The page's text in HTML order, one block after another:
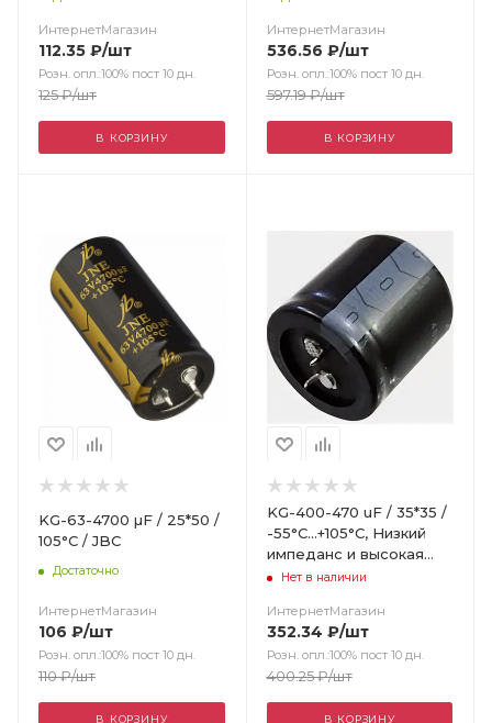
ИнтернетМагазин
112.35 ₽/шт
Розн. опл.:100% пост 10 дн.
125₽/шт
В КОРЗИНУ
ИнтернетМагазин
536.56 ₽/шт
Розн. опл.:100% пост 10 дн.
597.19₽/шт
В КОРЗИНУ
KG-63-4700 µF / 25*50 /
105°С / JBC
Достаточно
ИнтернетМагазин
106 ₽/шт
Розн. опл.:100% пост 10 дн.
110₽/шт
В КОРЗИНУ
KG-400-470 uF / 35*35 /
-55°C...+105°C, Низкий
импеданс и высокая
пульсация тока / AiSHi
Нет в наличии
ИнтернетМагазин
352.34 ₽/шт
Розн. опл.:100% пост 10 дн.
400.25₽/шт
В КОРЗИНУ